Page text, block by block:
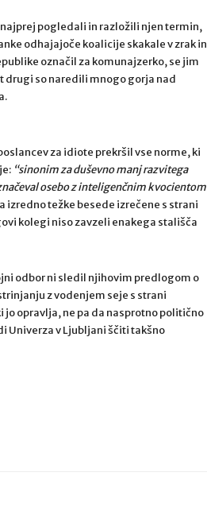
pogledali in razložili njen termin,
odhajajoče koalicije skakale v zrak in
označil za komunajzerko, se jim
drugi so naredili mnogo gorja nad
za idiote prekršil vse norme, ki
“sinonim za duševno manj razvitega
osebo z inteligenčnim kvocientom
izredno težke besede izrečene s strani
kolegi niso zavzeli enakega stališča
odbor ni sledil njihovim predlogom o
z vodenjem seje s strani
opravlja, ne pa da nasprotno politično
Univerza v Ljubljani ščiti takšno